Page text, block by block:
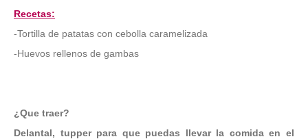
Recetas:
-Tortilla de patatas con cebolla caramelizada
-Huevos rellenos de gambas
¿Que traer?
Delantal, tupper para que puedas llevar la comida en el